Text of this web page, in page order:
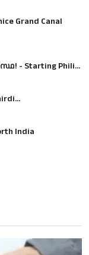
Grand Canal
- Starting Phili...
India